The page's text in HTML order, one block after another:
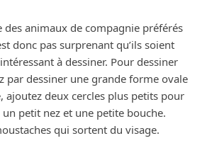
des animaux de compagnie préférés
donc pas surprenant qu’ils soient
à dessiner. Pour dessiner
par dessiner une grande forme ovale
ajoutez deux cercles plus petits pour
un petit nez et une petite bouche.
qui sortent du visage.